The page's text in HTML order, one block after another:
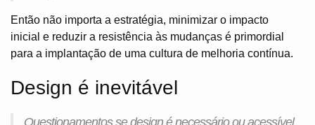
Então não importa a estratégia, minimizar o impacto
inicial e reduzir a resistência às mudanças é primordial
para a implantação de uma cultura de melhoria contínua.
Design é inevitável